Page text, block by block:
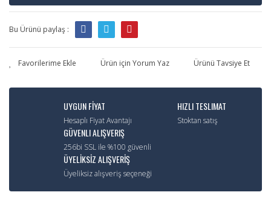
Bu Ürünü paylaş :
Ürün için Yorum Yaz Ürünü Tavsiye Et
UYGUN FİYAT
Hesaplı Fiyat Avantajı
HIZLI TESLIMAT
Stoktan satış
GÜVENLI ALIŞVERIŞ
256bi SSL ile %100 güvenli
ÜYELİKSİZ ALIŞVERİŞ
Üyeliksiz alışveriş seçeneği